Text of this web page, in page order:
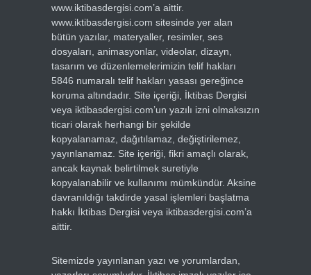
www.iktibasdergisi.com’a aittir.
www.iktibasdergisi.com sitesinde yer alan
bütün yazılar, materyaller, resimler, ses
dosyaları, animasyonlar, videolar, dizayn,
tasarım ve düzenlemelerimizin telif hakları
5846 numaralı telif hakları yasası gereğince
koruma altındadır. Site içeriği, İktibas Dergisi
veya iktibasdergisi.com’un yazılı izni olmaksızın
ticari olarak herhangi bir şekilde
kopyalanamaz, dağıtılamaz, değiştirilemez,
yayınlanamaz. Site içeriği, fikri amaçlı olarak,
ancak kaynak belirtilmek suretiyle
kopyalanabilir ve kullanımı mümkündür. Aksine
davranıldığı takdirde yasal işlemleri başlatma
hakkı İktibas Dergisi veya iktibasdergisi.com’a
aittir.
Sitemizde yayınlanan yazı ve yorumlardan,